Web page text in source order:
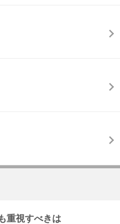
重視すべきは